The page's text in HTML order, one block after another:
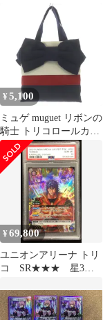
トリコロールR
¥ 5,100
ミュゲ muguet リボンの
騎士 トリコロールカラ
ーバッグ ハンドバッグ
紺 赤
¥69,800
ユニオンアリーナ トリ
コ SR★★★ 星3
PSA10